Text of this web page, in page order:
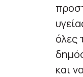
όλες
και